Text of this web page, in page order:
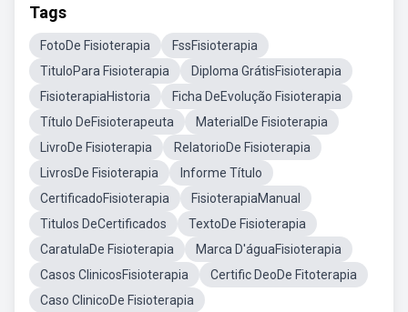
Tags
FotoDe Fisioterapia
FssFisioterapia
TituloPara Fisioterapia
Diploma GrátisFisioterapia
FisioterapiaHistoria
Ficha DeEvolução Fisioterapia
Título DeFisioterapeuta
MaterialDe Fisioterapia
LivroDe Fisioterapia
RelatorioDe Fisioterapia
LivrosDe Fisioterapia
Informe Título
CertificadoFisioterapia
FisioterapiaManual
Titulos DeCertificados
TextoDe Fisioterapia
CaratulaDe Fisioterapia
Marca D'águaFisioterapia
Casos ClinicosFisioterapia
Certific DeoDe Fitoterapia
Caso ClinicoDe Fisioterapia